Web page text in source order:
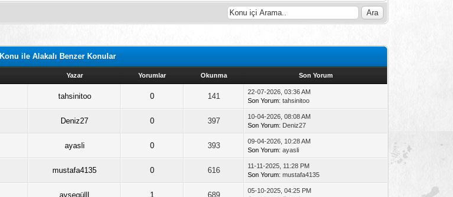
Konu ile Alakalı Benzer Konular
Yazar Yorumlar Okunma Son Yorum
tahsinitoo 0 141
22-07-2026, 03:36 AM
Son Yorum: tahsinitoo
Deniz27 0 397
10-04-2026, 08:08 AM
Son Yorum: Deniz27
ayasli 0 393
09-04-2026, 10:28 AM
Son Yorum: ayasli
mustafa4135 0 616
11-11-2025, 11:28 PM
Son Yorum: mustafa4135
ayşegülll 1 689
05-10-2025, 04:25 PM